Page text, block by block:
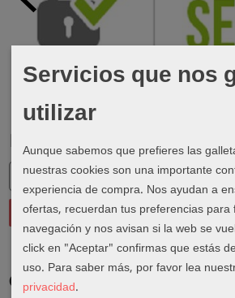
Marcas
Costes de Envío
Servicios que nos
utilizar
Aunque sabemos que prefieres las
nuestras cookies son una importante
experiencia de compra. Nos ayudan a
ofertas, recuerdan tus preferencias para
navegación y nos avisan si la web se
click en "Aceptar" confirmas que estás
uso. Para saber más, por favor lea
privacidad.